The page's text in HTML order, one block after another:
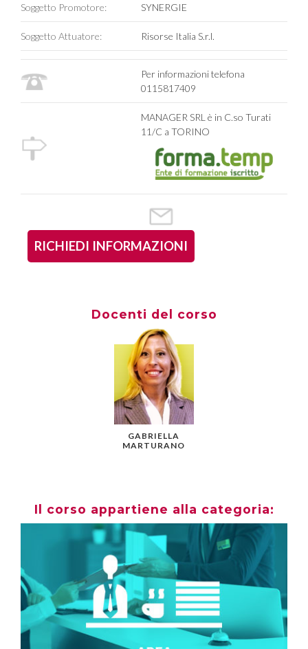
Soggetto Promotore: SYNERGIE
Soggetto Attuatore: Risorse Italia S.r.l.
Per informazioni telefona
0115817409
MANAGER SRL è in C.so Turati
11/C a TORINO
RICHIEDI INFORMAZIONI
Docenti del corso
GABRIELLA
MARTURANO
Il corso appartiene alla categoria: